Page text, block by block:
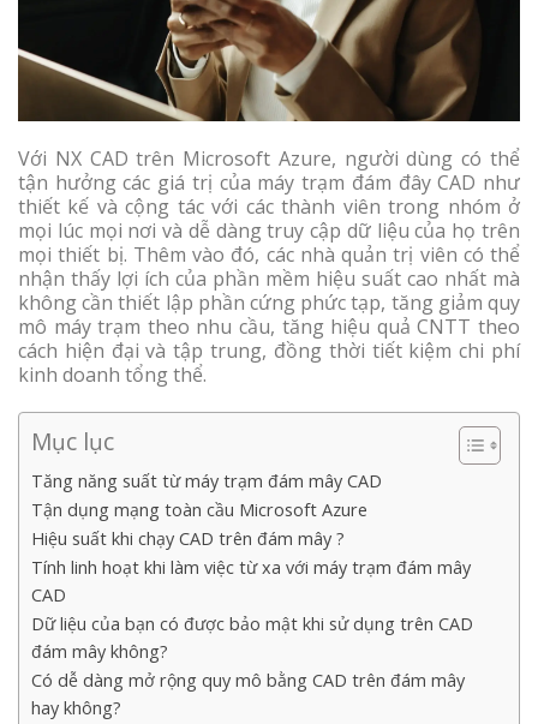
Với NX CAD trên Microsoft Azure, người dùng có thể
tận hưởng các giá trị của máy trạm đám đây CAD như
thiết kế và cộng tác với các thành viên trong nhóm ở
mọi lúc mọi nơi và dễ dàng truy cập dữ liệu của họ trên
mọi thiết bị. Thêm vào đó, các nhà quản trị viên có thể
nhận thấy lợi ích của phần mềm hiệu suất cao nhất mà
không cần thiết lập phần cứng phức tạp, tăng giảm quy
mô máy trạm theo nhu cầu, tăng hiệu quả CNTT theo
cách hiện đại và tập trung, đồng thời tiết kiệm chi phí
kinh doanh tổng thể.
Mục lục
Tăng năng suất từ máy trạm đám mây CAD
Tận dụng mạng toàn cầu Microsoft Azure
Hiệu suất khi chạy CAD trên đám mây ?
Tính linh hoạt khi làm việc từ xa với máy trạm đám mây
CAD
Dữ liệu của bạn có được bảo mật khi sử dụng trên CAD
đám mây không?
Có dễ dàng mở rộng quy mô bằng CAD trên đám mây
hay không?